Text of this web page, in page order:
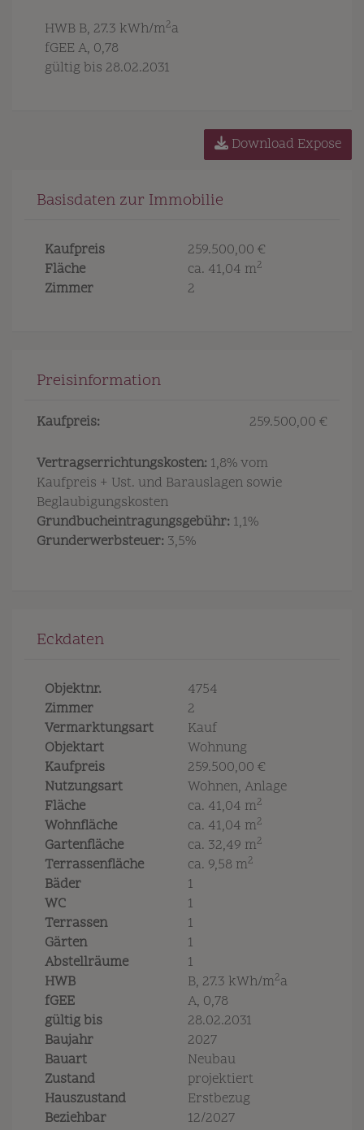
HWB B, 27.3 kWh/m2a
fGEE A, 0,78
gültig bis 28.02.2031
Download Expose
Basisdaten zur Immobilie
Kaufpreis
259.500,00 €
Fläche
ca. 41,04 m2
Zimmer 2
Preisinformation
Kaufpreis: 259.500,00 €
Vertragserrichtungskosten: 1,8% vom
Kaufpreis + Ust. und Barauslagen sowie
Beglaubigungskosten
Grundbucheintragungsgebühr: 1,1%
Grunderwerbsteuer: 3,5%
Eckdaten
Objektnr.
4754
Zimmer
2
Vermarktungsart
Kauf
Objektart
Wohnung
Kaufpreis
259.500,00 €
Nutzungsart
Wohnen Anlage
Fläche
ca. 41,04 m2
Wohnfläche ca. 41,04 m2
Gartenfläche ca. 32,49 m2
Terrassenfläche ca. 9,58 m2
Bäder
1
WC
1
Terrassen
1
Gärten
1
Abstellräume
1
HWB
B, 27.3 kWh/m2a
fGEE
A, 0,78
gültig bis
28.02.2031
Baujahr
2027
Bauart
Neubau
Zustand
projektiert
Hauszustand
Erstbezug
Beziehbar
12/2027